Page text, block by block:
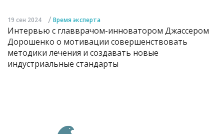
19 сен 2024 / Время эксперта
Интервью с главврачом-инноватором Джассером
Дорошенко о мотивации совершенствовать
методики лечения и создавать новые
индустриальные стандарты